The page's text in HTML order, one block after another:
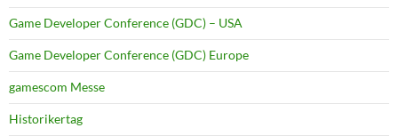
Game Developer Conference (GDC) – USA
Game Developer Conference (GDC) Europe
gamescom Messe
Historikertag